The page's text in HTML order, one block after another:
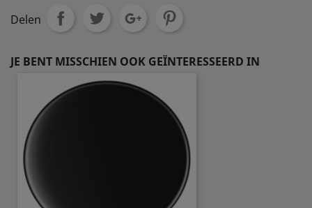
Delen
JE BENT MISSCHIEN OOK GEÏNTERESSEERD IN